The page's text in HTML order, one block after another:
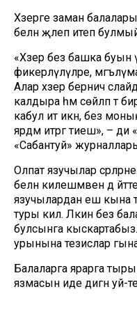
Хәзерге заман
белән җәлеп итеп
«Хәзер без башка буын
фикерләүләүләре,
Алар хәзер берничә
калдыра һәм сөйләп тә
кабул итә икән, без
ярдәм итәргә тиеш», –
«Сабантуй»
Олпат язучылар
белән килешмәвен дә
язучылардан еш кына
туры килә. Ләкин без
булсынга
урынына тезислар гына
Балаларга ярарга
язмасын иде дигән уй-